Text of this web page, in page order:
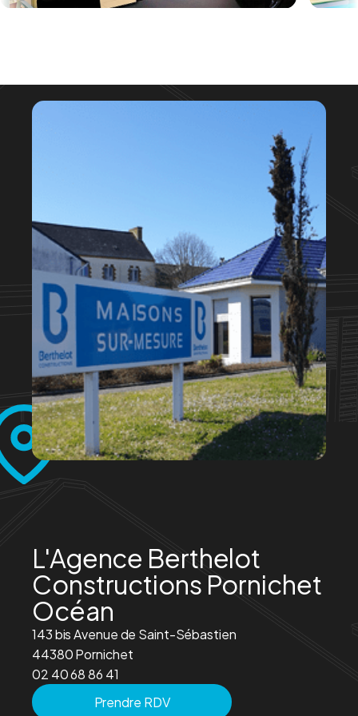
L'Agence Berthelot
Constructions Pornichet
Océan
143 bis Avenue de Saint-Sébastien
44380 Pornichet
02 40 68 86 41
Prendre RDV